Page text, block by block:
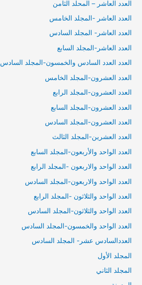
العدد العاشر – المحلد الثامن
العدد العاشر -المجلد الخامس
العدد العاشر- المجلد السادس
العدد العاشر-المجلد السابع
العدد العدد السادس والخمسون-المجلد السادس
العدد العشرون-المجلد الخامس
العدد العشرون-المجلد الرابع
العدد العشرون-المجلد السابع
العدد العشرون-المجلد السادس
العدد العشرين-المجلد الثالث
العدد الواحد والأربعون-المجلد السابع
العدد الواحد والاربعون -المجلد الرابع
العدد الواحد والاربعون-المجلد السادس
العدد الواحد والثلاثون -المجلد الرابع
العدد الواحد والثلاثون-المجلد السادس
العدد الواحد والخمسون-المجلد السادس
العددالسادس عشر- المجلد السادس
المجلد الأول
المجلد الثاني